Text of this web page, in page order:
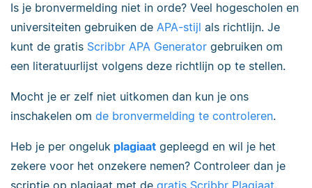
Is je bronvermelding niet in orde? Veel hogescholen en
universiteiten gebruiken de APA-stijl als richtlijn. Je
kunt de gratis Scribbr APA Generator gebruiken om
een literatuurlijst volgens deze richtlijn op te stellen.
Mocht je er zelf niet uitkomen dan kun je ons
inschakelen om de bronvermelding te controleren.
Heb je per ongeluk plagiaat gepleegd en wil je het
zekere voor het onzekere nemen? Controleer dan je